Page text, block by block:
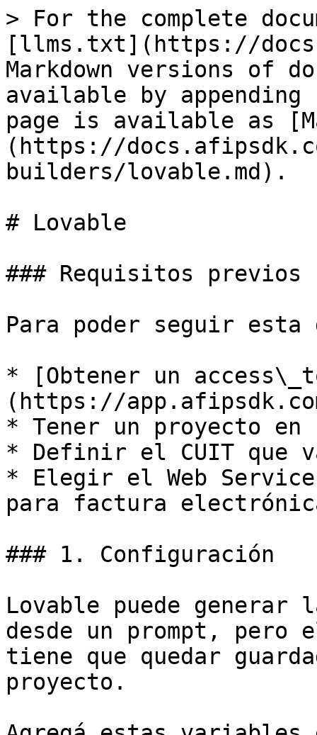
> For the complete
[llms.txt](https://
Markdown versions of
available by
page is available as
(https://
builders/lovable.md).
# Lovable
### Requisitos previos
Para poder seguir
* [Obtener un
(https://
* Tener un proyecto en
* Definir el CUIT que
* Elegir el Web
para factura
### 1. Configuración
Lovable puede
desde un prompt, pero
tiene que quedar
proyecto.